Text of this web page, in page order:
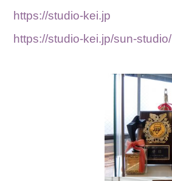
https://studio-kei.jp
https://studio-kei.jp/sun-studio/